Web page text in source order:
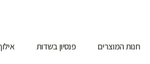
חנות המוצרים פנסיון בשדות